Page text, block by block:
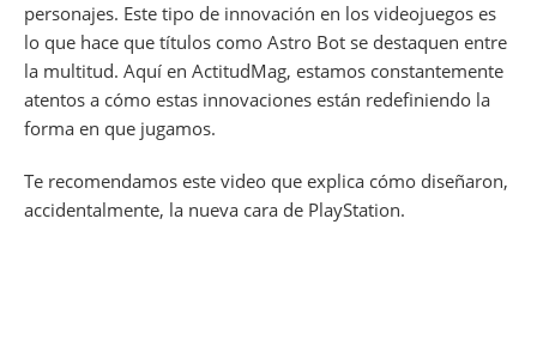
personajes. Este tipo de innovación en los videojuegos es
lo que hace que títulos como Astro Bot se destaquen entre
la multitud. Aquí en ActitudMag, estamos constantemente
atentos a cómo estas innovaciones están redefiniendo la
forma en que jugamos.
Te recomendamos este video que explica cómo diseñaron,
accidentalmente, la nueva cara de PlayStation.